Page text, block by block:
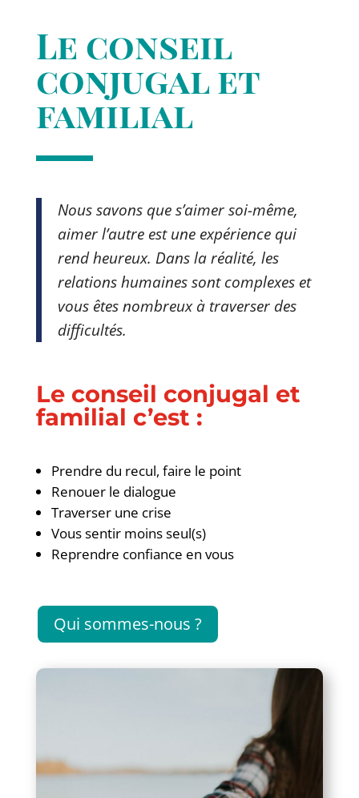
Le conseil
conjugal et
familial
Nous savons que s’aimer soi-même,
aimer l’autre est une expérience qui
rend heureux. Dans la réalité, les
relations humaines sont complexes et
vous êtes nombreux à traverser des
difficultés.
Le conseil conjugal et
familial c’est :
Prendre du recul, faire le point
Renouer le dialogue
Traverser une crise
Vous sentir moins seul(s)
Reprendre confiance en vous
Qui sommes-nous ?